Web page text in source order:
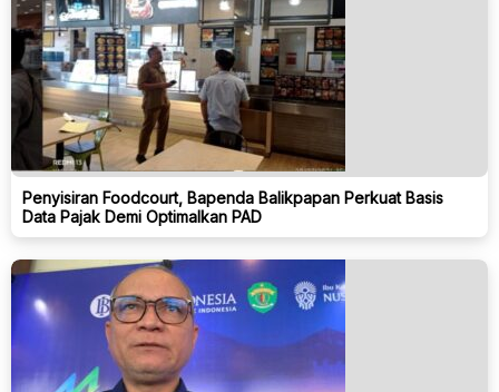
Penyisiran Foodcourt, Bapenda Balikpapan Perkuat Basis
Data Pajak Demi Optimalkan PAD